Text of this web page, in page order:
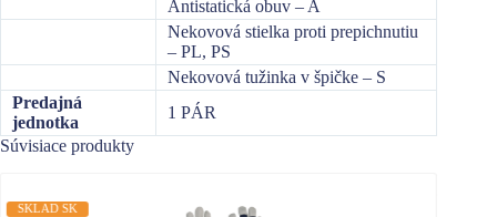
Antistatická obuv – A
Nekovová stielka proti prepichnutiu
– PL, PS
Nekovová tužinka v špičke – S
Predajná
jednotka
1 PÁR
Súvisiace produkty
SKLAD SK